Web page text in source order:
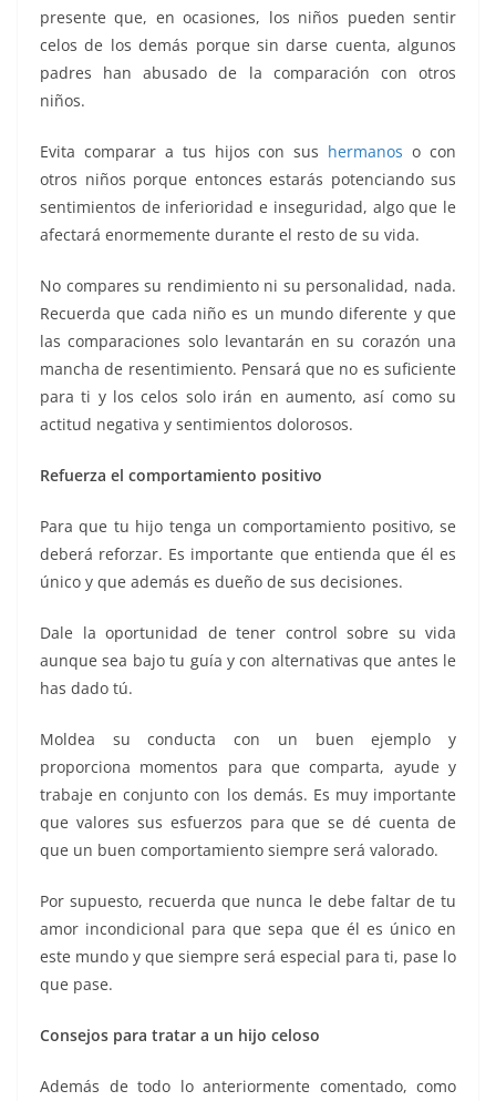
presente que, en ocasiones, los niños pueden sentir
celos de los demás porque sin darse cuenta, algunos
padres han abusado de la comparación con otros
niños.
Evita comparar a tus hijos con sus hermanoso con
otros niños porque entonces estarás potenciando sus
sentimientos de inferioridad e inseguridad, algo que le
afectará enormemente durante el resto de su vida.
No compares su rendimiento ni su personalidad, nada.
Recuerda que cada niño es un mundo diferente y que
las comparaciones solo levantarán en su corazón una
mancha de resentimiento. Pensará que no es suficiente
para ti y los celos solo irán en aumento, así como su
actitud negativa y sentimientos dolorosos.
Refuerza el comportamiento positivo
Para que tu hijo tenga un comportamiento positivo, se
deberá reforzar. Es importante que entienda que él es
único y que además es dueño de sus decisiones.
Dale la oportunidad de tener control sobre su vida
aunque sea bajo tu guía y con alternativas que antes le
has dado tú.
Moldea su conducta con un buen ejemplo y
proporciona momentos para que comparta, ayude y
trabaje en conjunto con los demás. Es muy importante
que valores sus esfuerzos para que se dé cuenta de
que un buen comportamiento siempre será valorado.
Por supuesto, recuerda que nunca le debe faltar de tu
amor incondicional para que sepa que él es único en
este mundo y que siempre será especial para ti, pase lo
que pase.
Consejos para tratar a un hijo celoso
Además de todo lo anteriormente comentado, como